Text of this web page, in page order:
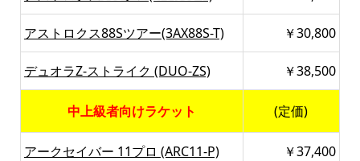
アストロクス88Sツアー(3AX88S-T) ￥30,800
デュオラZ-ストライク (DUO-ZS) ￥38,500
中上級者向けラケット (定価)
アークセイバー 11プロ (ARC11-P) ￥37,400